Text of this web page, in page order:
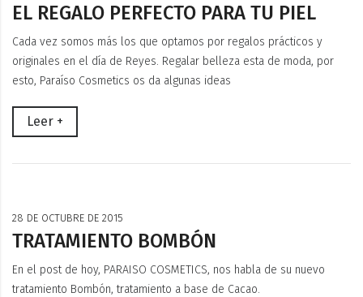
EL REGALO PERFECTO PARA TU PIEL
Cada vez somos más los que optamos por regalos prácticos y
originales en el día de Reyes. Regalar belleza esta de moda, por
esto, Paraíso Cosmetics os da algunas ideas
Leer +
28 DE OCTUBRE DE 2015
TRATAMIENTO BOMBÓN
En el post de hoy, PARAISO COSMETICS, nos habla de su nuevo
tratamiento Bombón, tratamiento a base de Cacao.